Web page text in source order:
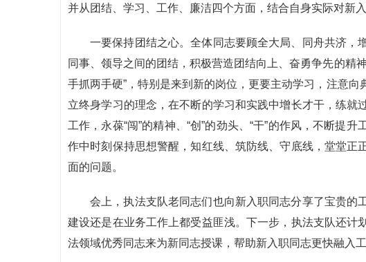
并从团结、学习、工作、廉洁四个方面，结合自身实际对新
一要保持团结之心。全体同志要顾全大局、同舟共济，
同事、领导之间的团结，积极营造团结向上、奋勇争先的精
手抓两手硬”，特别是来到新的岗位，更要主动学习，注意
立终身学习的理念，在不断的学习和实践中增长才干，练就
工作，永葆“闯”的精神、“创”的劲头、“干”的作风，不断提
作中时刻保持思想警醒，知红线、筑防线、守底线，堂堂正
面的问题。
会上，执法支队老同志们也向新入职同志分享了宝贵的
建设还是在业务工作上都受益匪浅。下一步，执法支队还计
法领域优秀同志来为新同志授课，帮助新入职同志更快融入